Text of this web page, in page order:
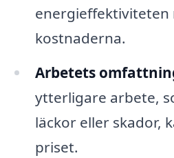
energieffektiviteten
kostnaderna.
Arbetets
ytterligare arbete,
läckor eller skador,
priset.